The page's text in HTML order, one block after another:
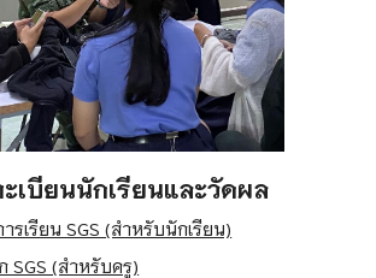
เบียนนักเรียนและวัดผล
รเรียน SGS (สำหรับนักเรียน)
SGS (สำหรับครู)